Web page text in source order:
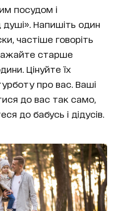
посудом і
душі». Напишіть один
частіше говоріть
старше
Цінуйте їх
про вас. Ваші
до вас так само,
до бабусь і дідусів.